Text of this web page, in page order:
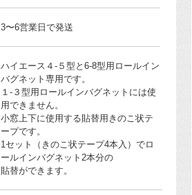
3〜6営業日で発送
ハイエース４-５型と6-8型用ロールイン
バグネット専用です。
１-３型用ロールインバグネットには使
用できません。
小窓上下に使用する貼替用きのこ状テ
ープです。
1セット（きのこ状テープ4本入）でロ
ールインバグネット2本分の
貼替ができます。